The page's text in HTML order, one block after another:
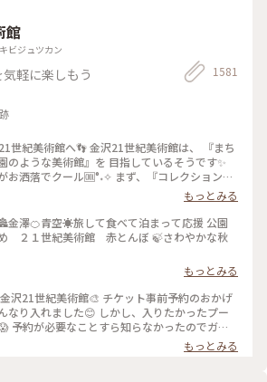
館
ビジュツカン
軽に楽しもう 1581
世紀美術館へ👣 金沢21世紀美術館は、 『まち
のような美術館』を 目指しているそうです✨
お洒落でクール🆒°˖✧ まず、『コレクション展
』を鑑賞。 現代アート作品における「文字」
当てて、文字が持つ可能性を 絵画、版画、
など 様々な形式の作品を通して探求していま
て多角的な視点から見た作品の数々、 こうい
だ！と とても興味深かったです✨ また、
Living road, Living space / 生きている道、生き
も鑑賞。 これは、アートチームSIDE COREの
」や「移動」をテーマに、 ストリートカルチ
「異なる場所をつなぐ表現」、 「生きるため
館の中に創出することを目指しているそう✨
道や移動を見ている作品、 一体感もあってと
たです！ 一日中いても楽しめる とっても素敵
もっとみる
金澤🍊青空☀️旅して食べて泊まって応援 公園
２１世紀美術館 赤とんぼ 🍃さわやかな秋
もっとみる
なり入れました😊 しかし、入りたかったプー
予約が必要なことすら知らなかったのでガッ
よね、人気の美術館ですものね… そして雨の
ールを上から覗くのも中止になっていました💧
もっとみる